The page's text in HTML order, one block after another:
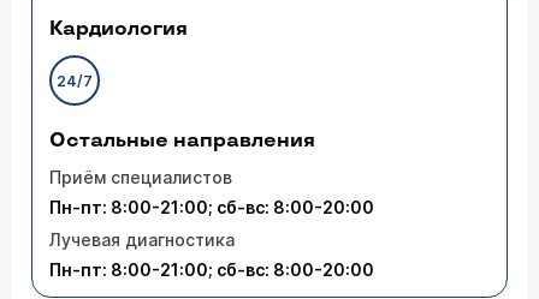
Кардиология
24/7
Остальные направления
Приём специалистов
Пн-пт: 8:00-21:00; сб-вс: 8:00-20:00
Лучевая диагностика
Пн-пт: 8:00-21:00; сб-вс: 8:00-20:00